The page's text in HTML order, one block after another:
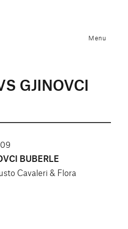
Menu
GJINOVCI
BUBERLE
Cavaleri & Flora